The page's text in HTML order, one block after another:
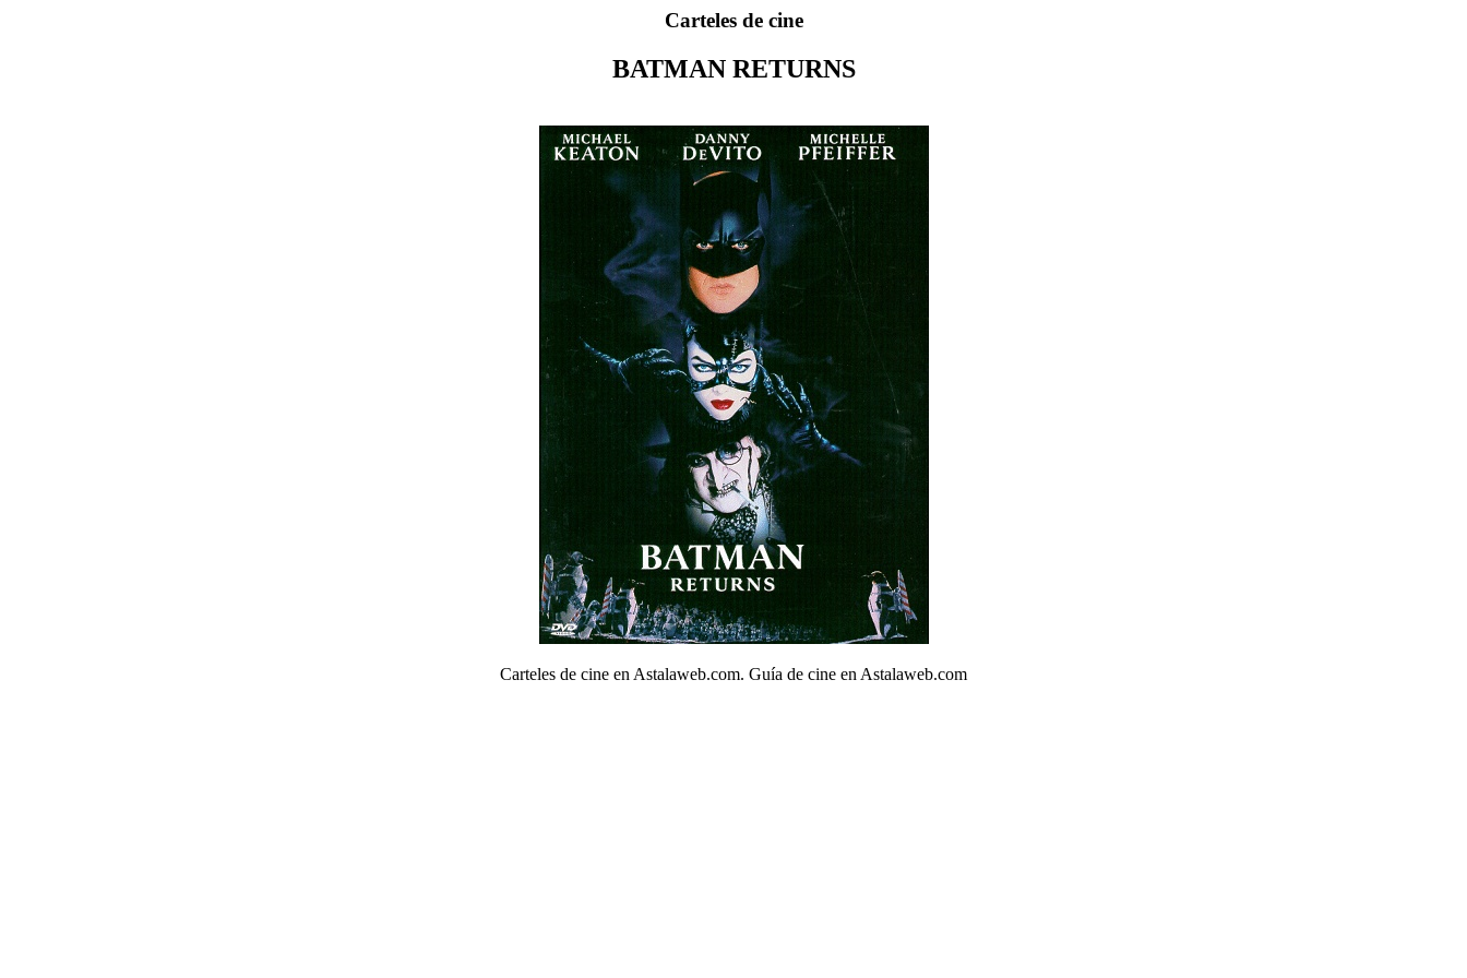
Carteles de cine
BATMAN RETURNS
Carteles de cine en Astalaweb.com. Guía de cine en Astalaweb.com